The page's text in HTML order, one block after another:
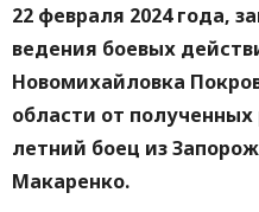
22 февраля 2024 года,
ведения боевых
Новомихайловка
области от полученных
летний боец из
Макаренко.